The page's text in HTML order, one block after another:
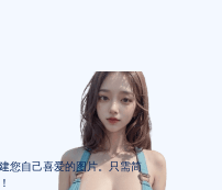
您自己喜爱的图片。只需简